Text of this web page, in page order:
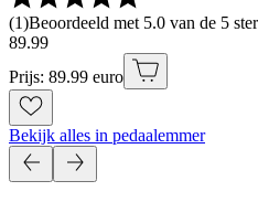
(1)Beoordeeld met 5.0 van de 5
89.99
Prijs: 89.99 euro
Bekijk alles in pedaalemmer